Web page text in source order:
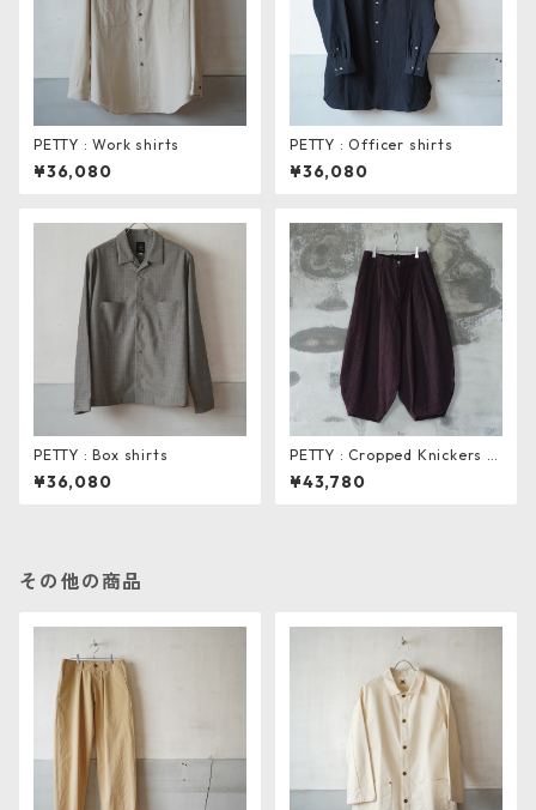
PETTY : Work shirts
¥36,080
PETTY : Officer shirts
¥36,080
PETTY : Box shirts
¥36,080
PETTY : Cropped Knickers P
ants
¥43,780
その他の商品